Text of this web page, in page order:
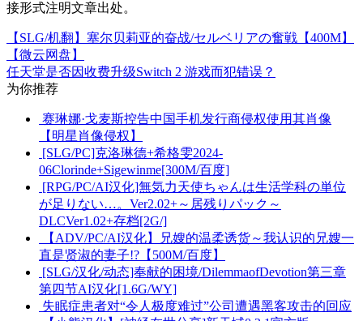
接形式注明文章出处。
【SLG/机翻】塞尔贝莉亚的奋战/セルベリアの奮戦【400M】
【微云网盘】
任天堂是否因收费升级Switch 2 游戏而犯错误？
为你推荐
赛琳娜·戈麦斯控告中国手机发行商侵权使用其肖像
【明星肖像侵权】
[SLG/PC]克洛琳德+希格雯2024-
06Clorinde+Sigewinme[300M/百度]
[RPG/PC/AI汉化]無気力天使ちゃんは生活学科の単位
が足りない…。Ver2.02+～居残りパック～
DLCVer1.02+存档[2G/]
【ADV/PC/AI汉化】兄嫂的温柔诱货～我认识的兄嫂一
直是贤淑的妻子!?【500M/百度】
[SLG/汉化/动态]奉献的困境/DilemmaofDevotion第三章
第四节AI汉化[1.6G/WY]
失眠症患者对“令人极度难过”公司遭遇黑客攻击的回应